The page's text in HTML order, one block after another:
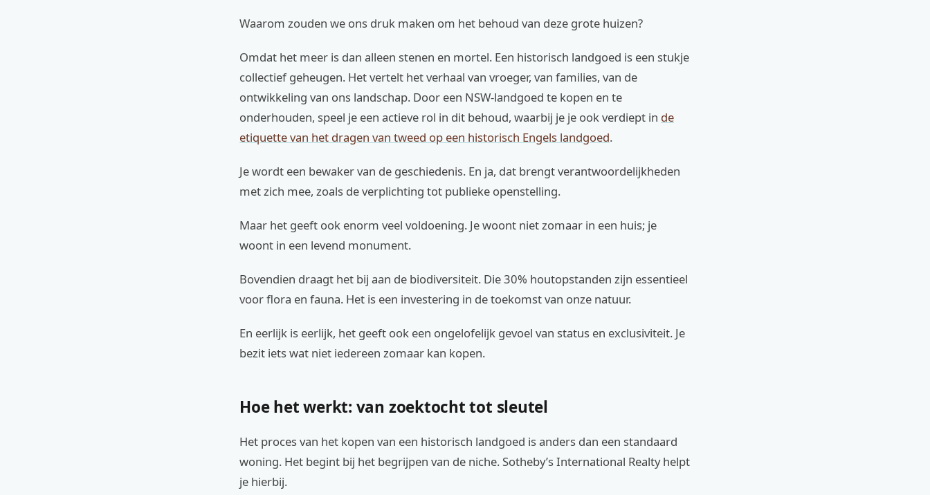
Waarom zouden we ons druk maken om het behoud van deze grote huizen?
Omdat het meer is dan alleen stenen en mortel. Een historisch landgoed is een stukje
collectief geheugen. Het vertelt het verhaal van vroeger, van families, van de
ontwikkeling van ons landschap. Door een NSW-landgoed te kopen en te
onderhouden, speel je een actieve rol in dit behoud, waarbij je je ook verdiept in de
etiquette van het dragen van tweed op een historisch Engels landgoed.
Je wordt een bewaker van de geschiedenis. En ja, dat brengt verantwoordelijkheden
met zich mee, zoals de verplichting tot publieke openstelling.
Maar het geeft ook enorm veel voldoening. Je woont niet zomaar in een huis; je
woont in een levend monument.
Bovendien draagt het bij aan de biodiversiteit. Die 30% houtopstanden zijn essentieel
voor flora en fauna. Het is een investering in de toekomst van onze natuur.
En eerlijk is eerlijk, het geeft ook een ongelofelijk gevoel van status en exclusiviteit. Je
bezit iets wat niet iedereen zomaar kan kopen.
Hoe het werkt: van zoektocht tot sleutel
Het proces van het kopen van een historisch landgoed is anders dan een standaard
woning. Het begint bij het begrijpen van de niche. Sotheby’s International Realty helpt
je hierbij.